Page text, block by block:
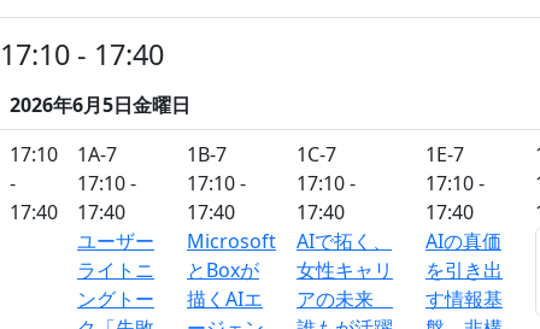
17:10 - 17:40
2026年6月5日金曜日
17:10
-
17:40
1A-7
17:10 -
17:40
ユーザー
ライトニ
ングトー
1B-7
17:10 -
17:40
Microsoft
とBoxが
描くAIエ
1C-7
17:10 -
17:40
AIで拓く、
女性キャリ
アの未来
1E-7
17:10 -
17:40
AIの真価
を引き出
す情報基